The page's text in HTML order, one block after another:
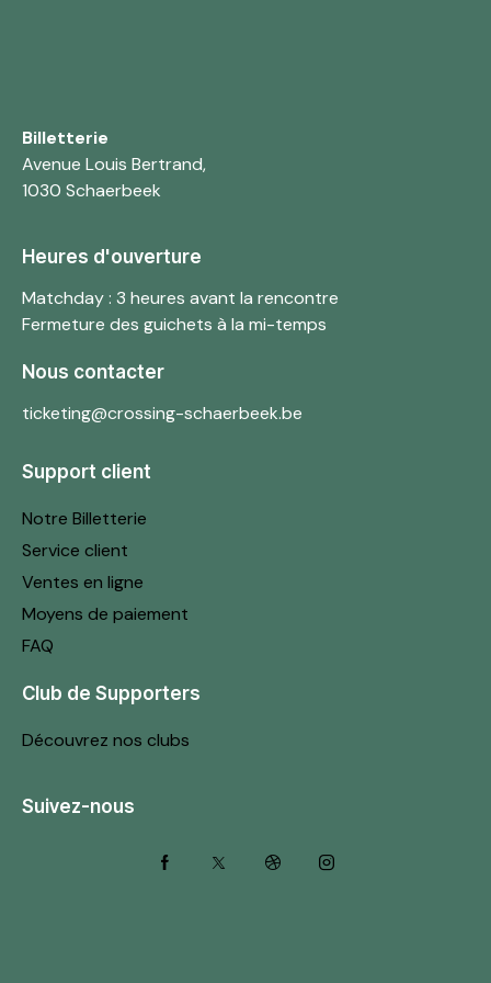
Billetterie
Avenue Louis Bertrand,
1030 Schaerbeek
Heures d'ouverture
Matchday : 3 heures avant la rencontre
Fermeture des guichets à la mi-temps
Nous contacter
ticketing@crossing-schaerbeek.be
Support client
Notre Billetterie
Service client
Ventes en ligne
Moyens de paiement
FAQ
Club de Supporters
Découvrez nos clubs
Suivez-nous